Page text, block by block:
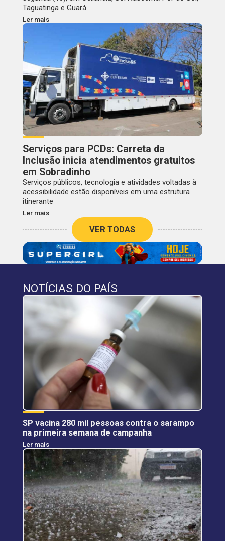
Taguatinga e Guará
Ler mais
Serviços para PCDs: Carreta da
Inclusão inicia atendimentos gratuitos
em Sobradinho
Serviços públicos, tecnologia e atividades voltadas à
acessibilidade estão disponíveis em uma estrutura
itinerante
Ler mais
VER TODAS
NOTÍCIAS DO PAÍS
SP vacina 280 mil pessoas contra o sarampo
na primeira semana de campanha
Ler mais